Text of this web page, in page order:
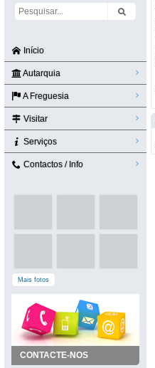
Início
Autarquia
A Freguesia
Visitar
Serviços
Contactos / Info
Mais fotos
CONTACTE-NOS